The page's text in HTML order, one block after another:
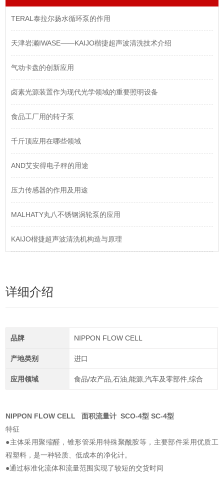
TERAL泰拉尔扬水循环泵的作用
天津岩濑IWASE——KAIJO楷捷超声波清洗技术介绍
气动卡盘的创新应用
卤素光源装置作为现代光学领域的重要照明设备
食品工厂用的转子泵
千斤顶应用在哪些领域
AND艾安得电子秤的用途
压力传感器的作用及用途
MALHATY丸八不锈钢涡轮泵的应用
KAIJO楷捷超声波清洗机构造与原理
详细介绍
品牌 NIPPON FLOW CELL
产地类别 进口
应用领域 食品/农产品,石油,能源,汽车及零部件,综合
NIPPON FLOW CELL 面积流量计 SCO-4型 SC-4型
特征
●主体采用聚缩醛，锥形管采用特殊聚酰胺等，主要部件采用优质工
程塑料，是一种轻质、低成本的净化计。
●通过标准化流体和流量范围实现了较短的交货时间